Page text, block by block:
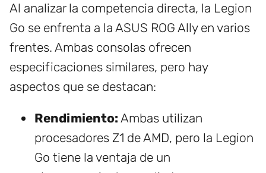
Al analizar la competencia directa, la Legion
Go se enfrenta a la ASUS ROG Ally en varios
frentes. Ambas consolas ofrecen
especificaciones similares, pero hay
aspectos que se destacan:
Rendimiento: Ambas utilizan
procesadores Z1 de AMD, pero la Legion
Go tiene la ventaja de un